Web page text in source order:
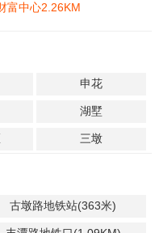
富中心2.26KM
申花
湖墅
三墩
古墩路地铁站(363米)